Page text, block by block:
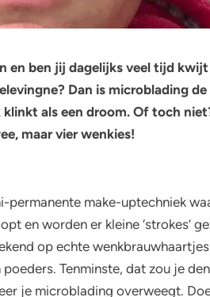
en ben jij dagelijks veel tijd
Dan is microblading
als een droom. Of toch
maar vier wenkies!
permanente make-uptechniek
en worden er kleine ‘strokes’
op echte
Tenminste, dat zou je
je microblading overweegt.